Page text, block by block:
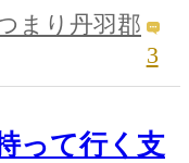
まり丹羽郡
3
って行く支